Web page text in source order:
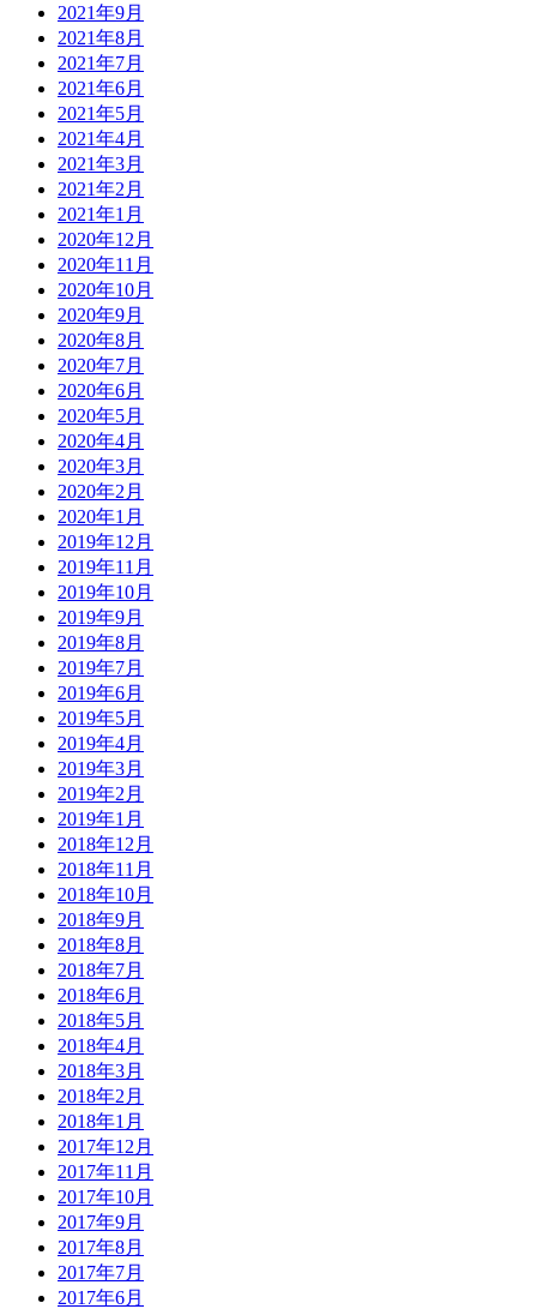
2021年9月
2021年8月
2021年7月
2021年6月
2021年5月
2021年4月
2021年3月
2021年2月
2021年1月
2020年12月
2020年11月
2020年10月
2020年9月
2020年8月
2020年7月
2020年6月
2020年5月
2020年4月
2020年3月
2020年2月
2020年1月
2019年12月
2019年11月
2019年10月
2019年9月
2019年8月
2019年7月
2019年6月
2019年5月
2019年4月
2019年3月
2019年2月
2019年1月
2018年12月
2018年11月
2018年10月
2018年9月
2018年8月
2018年7月
2018年6月
2018年5月
2018年4月
2018年3月
2018年2月
2018年1月
2017年12月
2017年11月
2017年10月
2017年9月
2017年8月
2017年7月
2017年6月